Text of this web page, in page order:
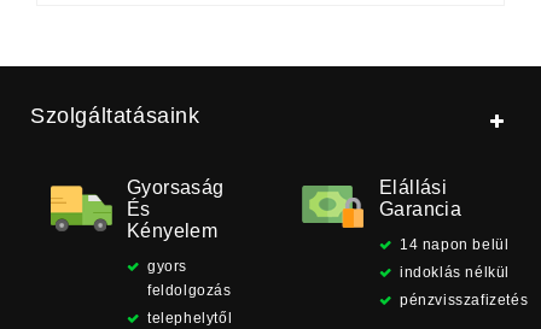
Szolgáltatásaink
Gyorsaság
És
Kényelem
gyors
feldolgozás
telephelytől
Elállási
Garancia
14 napon belül
indoklás nélkül
pénzvisszafizetés